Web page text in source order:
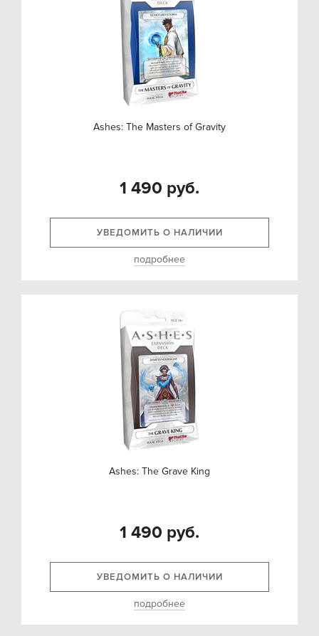
Ashes: The Masters of Gravity
1 490 руб.
УВЕДОМИТЬ О НАЛИЧИИ
подробнее
Ashes: The Grave King
1 490 руб.
УВЕДОМИТЬ О НАЛИЧИИ
подробнее